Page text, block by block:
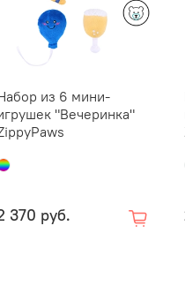
из 6 мини-
"Вечеринка"
370 руб.